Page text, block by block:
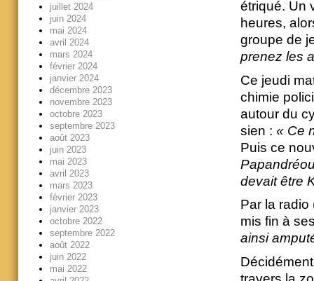
étriqué. Un
heures,
groupe de
prenez les
Ce jeudi
chimie
autour du
sien : « Ce
Puis ce
devait être
Par la radio
mis fin à
ainsi
juillet 2024
juin 2024
mai 2024
avril 2024
mars 2024
février 2024
janvier 2024
décembre 2023
novembre 2023
octobre 2023
septembre 2023
août 2023
juin 2023
mai 2023
avril 2023
mars 2023
février 2023
janvier 2023
octobre 2022
septembre 2022
août 2022
juin 2022
mai 2022